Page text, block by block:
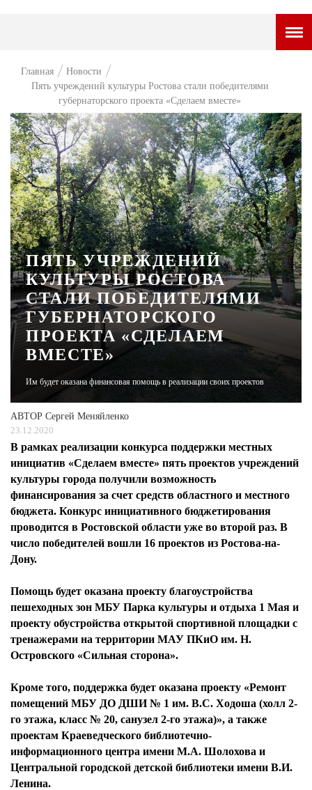
НОВОСТИ
ВОПРОС НЕДЕЛИ
ПРЕМЬЕРА
ТАМ И ТУТ
СТИЛЬ ЖИЗНИ
ХАЙП
ЧЕЛОВЕК ОСОБЕННЫЙ
КУЛЬТ ЕДЫ
АФИША
ЖУРНАЛ
Главная
Новости
Пять учреждений культуры Ростова стали победителями
губернаторского проекта «Сделаем вместе»
ПЯТЬ УЧРЕЖДЕНИЙ
КУЛЬТУРЫ РОСТОВА
СТАЛИ ПОБЕДИТЕЛЯМИ
ГУБЕРНАТОРСКОГО
ПРОЕКТА «СДЕЛАЕМ
ВМЕСТЕ»
Им будет оказана финансовая помощь в реализации своих проектов
АВТОР Сергей Меняйленко
23.12.2020
В рамках реализации конкурса поддержки местных
инициатив «Сделаем вместе» пять проектов учреждений
культуры города получили возможность
финансирования за счет средств областного и местного
бюджета. Конкурс инициативного бюджетирования
проводится в Ростовской области уже во второй раз. В
число победителей вошли 16 проектов из Ростова-на-
Дону.
Помощь будет оказана проекту благоустройства
пешеходных зон МБУ Парка культуры и отдыха 1 Мая и
проекту обустройства открытой спортивной площадки с
тренажерами на территории МАУ ПКиО им. Н.
Островского «Сильная сторона».
Кроме того, поддержка будет оказана проекту «Ремонт
помещений МБУ ДО ДШИ № 1 им. В.С. Ходоша (холл 2-
го этажа, класс № 20, санузел 2-го этажа)», а также
проектам Краеведческого библиотечно-
информационного центра имени М.А. Шолохова и
Центральной городской детской библиотеки имени В.И.
Ленина.